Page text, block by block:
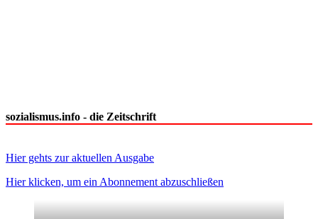
sozialismus.info - die Zeitschrift
Hier gehts zur aktuellen Ausgabe
Hier klicken, um ein Abonnement abzuschließen